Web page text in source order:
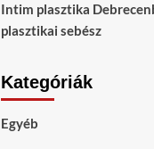
Intim plasztika
plasztikai sebész
Kategóriák
Egyéb